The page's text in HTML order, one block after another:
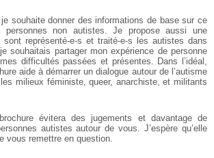
souhaite donner des informations de base sur ce
personnes non autistes. Je propose aussi une
représenté-e-s et traité-e-s les autistes dans
souhaitais partager mon expérience de personne
difficultés passées et présentes. Dans l’idéal,
aide à démarrer un dialogue autour de l’autisme
milieux féministe, queer, anarchiste, et militants
évitera des jugements et davantage de
autistes autour de vous. J’espère qu’elle
vous remettre en question.